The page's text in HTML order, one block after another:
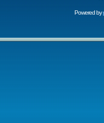
Powered by